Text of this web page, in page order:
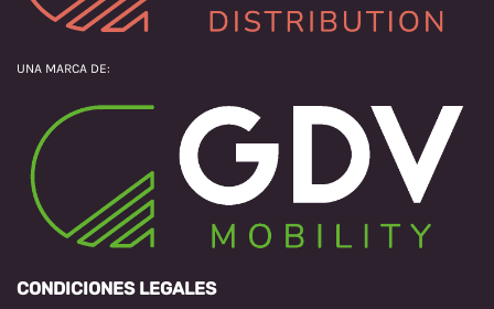
UNA MARCA DE:
CONDICIONES LEGALES